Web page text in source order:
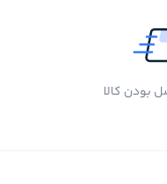
بودن کالا